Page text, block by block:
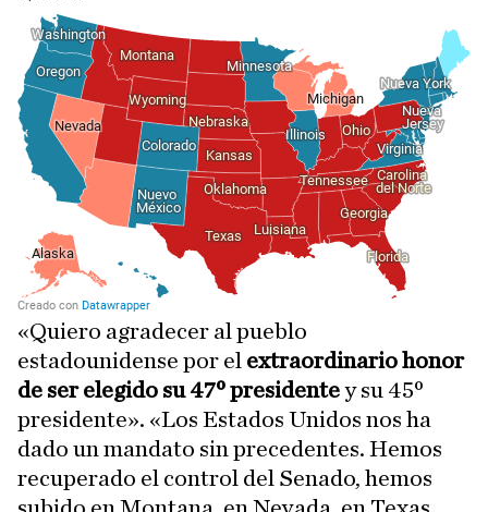
«Quiero agradecer al pueblo
estadounidense por el extraordinario honor
de ser elegido su 47º presidentey su 45º
presidente». «Los Estados Unidos nos ha
dado un mandato sin precedentes. Hemos
recuperado el control del Senado, hemos